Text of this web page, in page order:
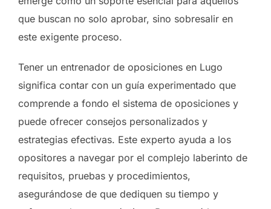
que buscan no solo aprobar, sino sobresalir en
este exigente proceso.
Tener un entrenador de oposiciones en Lugo
significa contar con un guía experimentado que
comprende a fondo el sistema de oposiciones y
puede ofrecer consejos personalizados y
estrategias efectivas. Este experto ayuda a los
opositores a navegar por el complejo laberinto de
requisitos, pruebas y procedimientos,
asegurándose de que dediquen su tiempo y